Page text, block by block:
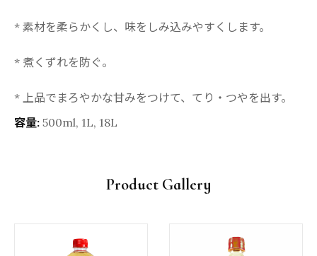
* 素材を柔らかくし、味をしみ込みやすくします。
* 煮くずれを防ぐ。
* 上品でまろやかな甘みをつけて、てり・つやを出す。
容量: 500ml, 1L, 18L
Product Gallery